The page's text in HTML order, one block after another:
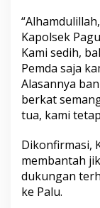
Kapolsek
Kami sedih,
Pemda saja
Alasannya
berkat
tua, kami
Dikonfirmasi,
membantah
dukungan
ke Palu.